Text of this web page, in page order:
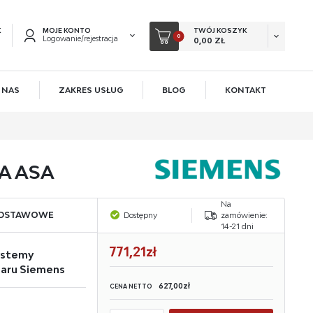
MOJE KONTO
Logowanie/rejestracja
zamówień
swoich danych przy kolejnych zakupach
i kuponów promocyjnych
0
TWÓJ KOSZYK
0,00 ZŁ
NAS ZAKRES USŁUG BLOG KONTAKT
ASA
Siemens
Dostępny
Na
zamówienie:
14-21 dni
771,21zł
CENA NETTO 627,00zł